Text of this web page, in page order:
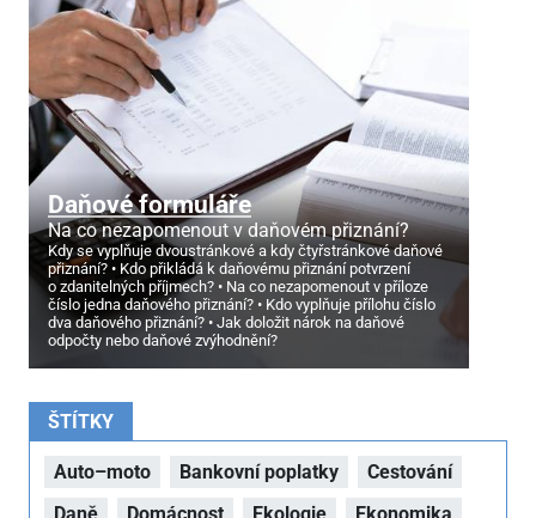
Daňové formuláře
Na co nezapomenout v daňovém přiznání?
Kdy se vyplňuje dvoustránkové a kdy čtyřstránkové daňové
přiznání?
Kdo přikládá k daňovému přiznání potvrzení
o zdanitelných příjmech?
Na co nezapomenout v příloze
číslo jedna daňového přiznání?
Kdo vyplňuje přílohu číslo
dva daňového přiznání?
Jak doložit nárok na daňové
odpočty nebo daňové zvýhodnění?
ŠTÍTKY
Auto–moto Bankovní poplatky
Cestování